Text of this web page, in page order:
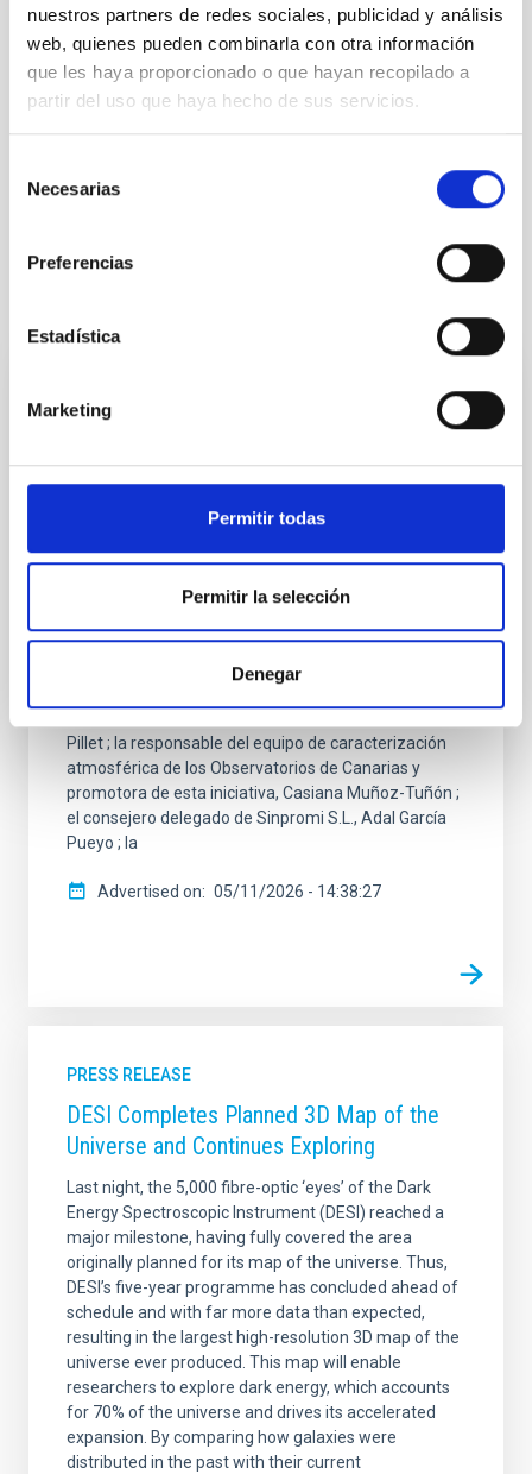
nuestros partners de redes sociales, publicidad y análisis
web, quienes pueden combinarla con otra información
que les haya proporcionado o que hayan recopilado a
partir del uso que haya hecho de sus servicios.
Necesarias
Preferencias
Estadística
Marketing
Permitir todas
Permitir la selección
Denegar
PRESS RELEASE
Observatorio Observado”, realizada por el
inaugurado esta mañana la exposición “El
Observatorio Observado”, una muestra artística
perteneciente a la Sociedad Insular para la
Promoción de las Personas con Discapacidad
Pillet ; la responsable del equipo de caracterización
atmosférica de los Observatorios de Canarias y
promotora de esta iniciativa, Casiana Muñoz-Tuñón ;
el consejero delegado de Sinpromi S.L., Adal García
Pueyo ; la
Advertised on 05/11/2026 - 14:38:27
PRESS RELEASE
DESI Completes Planned 3D Map of the
Universe and Continues Exploring
Last night, the 5,000 fibre-optic ‘eyes’ of the Dark
Energy Spectroscopic Instrument (DESI) reached a
major milestone, having fully covered the area
originally planned for its map of the universe. Thus,
DESI’s five-year programme has concluded ahead of
schedule and with far more data than expected,
resulting in the largest high-resolution 3D map of the
universe ever produced. This map will enable
researchers to explore dark energy, which accounts
for 70% of the universe and drives its accelerated
expansion. By comparing how galaxies were
distributed in the past with their current